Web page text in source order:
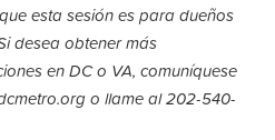
esta sesión es para dueños
desea obtener más
en DC o VA, comuníquese
o llame al 202-540-